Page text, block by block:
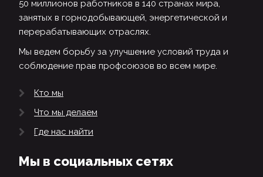
50 миллионов работников в 140 странах мира,
занятых в горнодобывающей, энергетической и
перерабатывающих отраслях.
Мы ведем борьбу за улучшение условий труда и
соблюдение прав профсоюзов во всем мире.
Кто мы
Что мы делаем
Где нас найти
Мы в социальных сетях